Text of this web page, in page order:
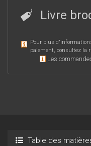
Livre
Pour plus
paiement, consultez la
Les
Table des